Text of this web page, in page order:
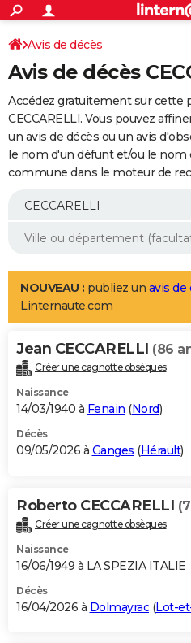
ACTUALITÉS
Politique
Société
Faits Divers
Education
Monde
Villes
+
SPORT
Coupe du monde 2026
Football
Tennis
Cyclisme
Rugby
Forum
Programme TV
TNT
Streaming
Cinéma
Sorties cinéma
Musique
+
FINANCE
Impôts
Immobilier
Risques naturels par ville
Banque
Assurance
Crédit
AUTO
Essais
Réserver un essai
Citadines
Berlines
SUV
Forum auto
+
Mobiles
Meilleur smartphone
Internet
Ordinateurs
Jeux vidéo
Guide high-tech
Aménagement intérieur
LIFESTYLE
Art de vivre
Bien-être
Loisirs
Mode
Modes de vie
Alimentation
Guide de la santé
Maladies
Médicaments
Sommeil
VOYAGE
Destinations
City break
Voyage nature
Voyage de noces
Forum
Climat
+PHOTO
GUIDES D'ACHAT
BONS PLANS
Carte de Noël
Carte Bonne année
Carte Saint-Valentin
Carte Pâques
Carte d'anniversaire
DICTIONNAIRE
Dictionnaire
Biographies
Citations
Expressions
Proverbes
PROGRAMME TV
S'inscrire
Se connecter
Lycées
Collèges
Primaires
Universités
Entreprises
Service militaire
Avis de recherche
AVIS DE DÉCÈS
Avis de décès
Avis de décès
Accédez gratuitement sur cette
CECCARELLI. Vous pouvez
un avis de décès ou un avis
le nom d'un défunt et/ou le nom
commune dans le moteur de
NOUVEAU : publiez un avis de
Linternaute.com
Jean CECCARELLI (86
Créer une cagnotte obsèques
Naissance
14/03/1940 à Fenain (Nord)
Décès
09/05/2026 à Ganges (Hérault)
Roberto CECCARELLI
Créer une cagnotte obsèques
Naissance
16/06/1949 à LA SPEZIA ITALIE
Décès
16/04/2026 à Dolmayrac(Lot-